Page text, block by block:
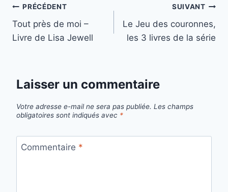
Navigation
de
PRÉCÉDENT
Tout près de moi –
Livre de Lisa Jewell
SUIVANT
Le Jeu des couronnes,
les 3 livres de la série
Laisser un commentaire
Votre adresse e-mail ne sera pas publiée. Les champs
obligatoires sont indiqués avec *
Commentaire *